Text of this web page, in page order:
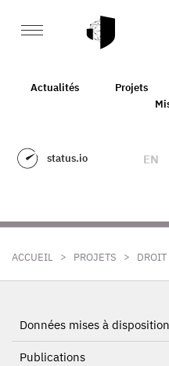
Actualités Projets
status.io EN
ACCUEIL > PROJETS >
Données mises à
Publications